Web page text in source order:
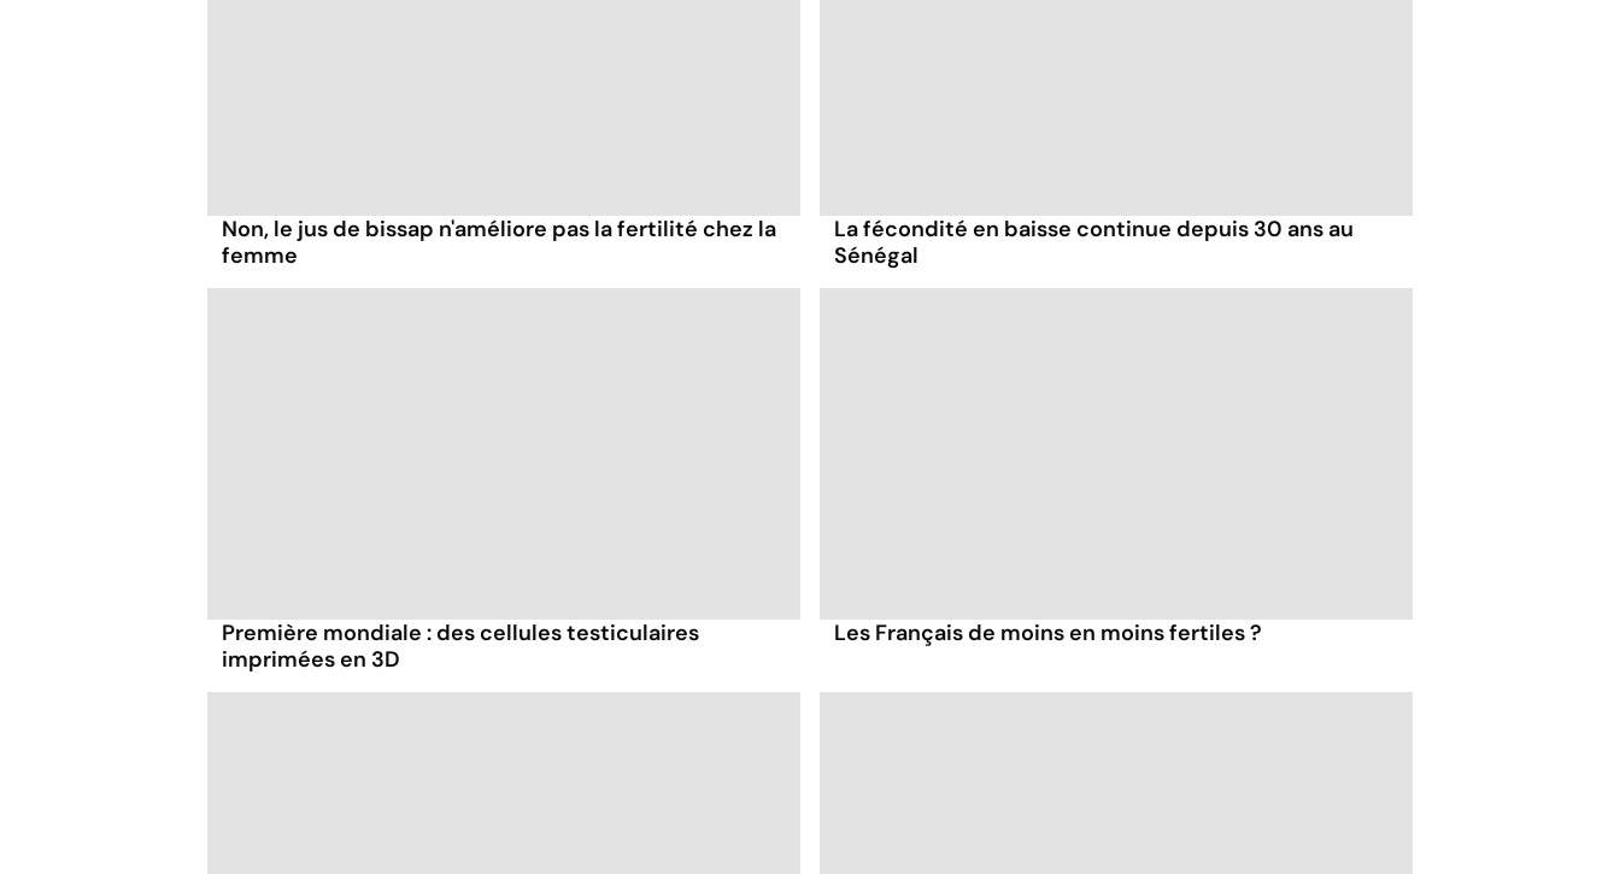
Non, le jus de bissap n'améliore pas la fertilité chez la
femme
La fécondité en baisse continue depuis 30 ans au
Sénégal
Première mondiale : des cellules testiculaires
imprimées en 3D
Les Français de moins en moins fertiles ?